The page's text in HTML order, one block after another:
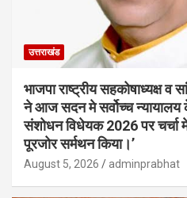
उत्तराखंड
भाजपा राष्ट्रीय सहकोषाध्यक्ष
ने आज सदन मे सर्वोच्च न्यायालय
संशोधन विधेयक 2026 पर चर्चा
पूरजोर सर्मथन किया।’
August 5, 2026 adminprabhat